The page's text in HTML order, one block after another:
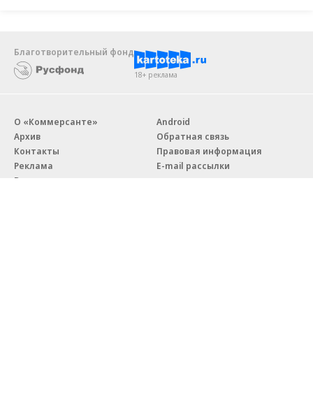
Благотворительный фонд
18+ реклама
О «Коммерсанте»
Архив
Контакты
Реклама
Вакансии
Android
Обратная связь
Правовая информация
E-mail рассылки